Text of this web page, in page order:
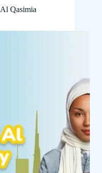
Qasimia